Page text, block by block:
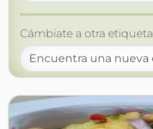
Cámbiate a otra etiqueta